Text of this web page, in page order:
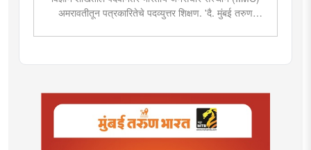
अमरावतीतून पत्रकारितेचे पदव्युत्तर शिक्षण. 'दै. मुंबई तरुण
राजकारण या विषयात विशेष रस. हस्तकला, संगीत आणि कविता